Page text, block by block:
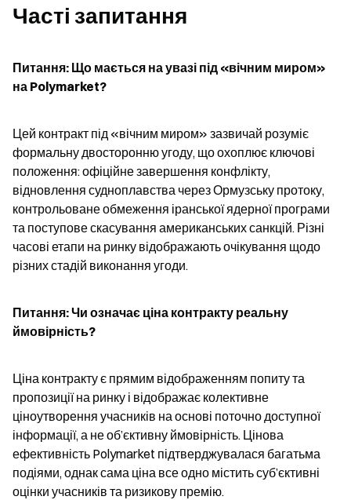
Часті запитання
Питання: Що мається на увазі під «вічним миром»
на Polymarket?
Цей контракт під «вічним миром» зазвичай розуміє
формальну двосторонню угоду, що охоплює ключові
положення: офіційне завершення конфлікту,
відновлення судноплавства через Ормузську протоку,
контрольоване обмеження іранської ядерної програми
та поступове скасування американських санкцій. Різні
часові етапи на ринку відображають очікування щодо
різних стадій виконання угоди.
Питання: Чи означає ціна контракту реальну
ймовірність?
Ціна контракту є прямим відображенням попиту та
пропозиції на ринку і відображає колективне
ціноутворення учасників на основі поточно доступної
інформації, а не об’єктивну ймовірність. Цінова
ефективність Polymarket підтверджувалася багатьма
подіями, однак сама ціна все одно містить суб’єктивні
оцінки учасників та ризикову премію.